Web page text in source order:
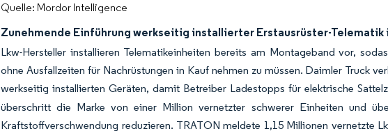
Quelle: Mordor Intelligence
Zunehmende Einführung werkseitig installierter Erstausrüster-Telematik
Lkw-Hersteller installieren Telematikeinheiten bereits am Montageband vor,
ohne Ausfallzeiten für Nachrüstungen in Kauf nehmen zu müssen. Daimler Truck
werkseitig installierten Geräten, damit Betreiber Ladestopps für elektrische
überschritt die Marke von einer Million vernetzter schwerer Einheiten und
Kraftstoffverschwendung reduzieren. TRATON meldete 1,15 Millionen vernetzte